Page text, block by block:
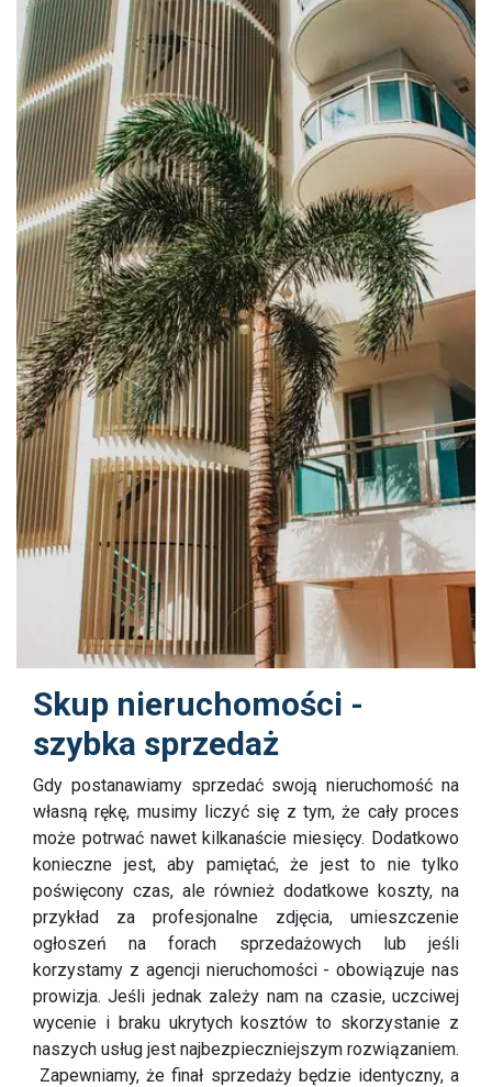
Skup nieruchomości -
szybka sprzedaż
Gdy postanawiamy sprzedać swoją nieruchomość na
własną rękę, musimy liczyć się z tym, że cały proces
może potrwać nawet kilkanaście miesięcy. Dodatkowo
konieczne jest, aby pamiętać, że jest to nie tylko
poświęcony czas, ale również dodatkowe koszty, na
przykład za profesjonalne zdjęcia, umieszczenie
ogłoszeń na forach sprzedażowych lub jeśli
korzystamy z agencji nieruchomości - obowiązuje nas
prowizja. Jeśli jednak zależy nam na czasie, uczciwej
wycenie i braku ukrytych kosztów to skorzystanie z
naszych usług jest najbezpieczniejszym rozwiązaniem.
Zapewniamy, że finał sprzedaży będzie identyczny, a